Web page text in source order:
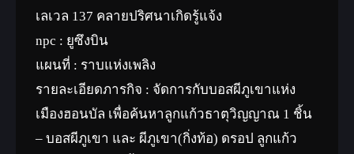
เลเวล 137 คลายปริศนาเกิดรู้แจ้ง
npc : ยูซึงบิน
แผนที่ : ราบแห่งเพลิง
รายละเอียดภารกิจ : จัดการกับบอสผีภูเขาแห่ง
เมืองฮอนบัล เพื่อค้นหาลูกแก้วธาตุวิญญาณ 1 ชิ้น
– บอสผีภูเขา และ ผีภูเขา(กิ่งท้อ) ดรอป ลูกแก้ว